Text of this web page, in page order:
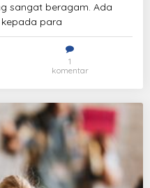
sangat beragam. Ada
para
1
komentar